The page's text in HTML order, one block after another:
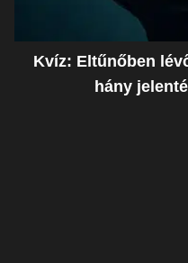
Kvíz: Eltűnőben
hány